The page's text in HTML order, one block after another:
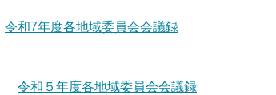
令和7年度各地域委員会会議録
令和５年度各地域委員会会議録